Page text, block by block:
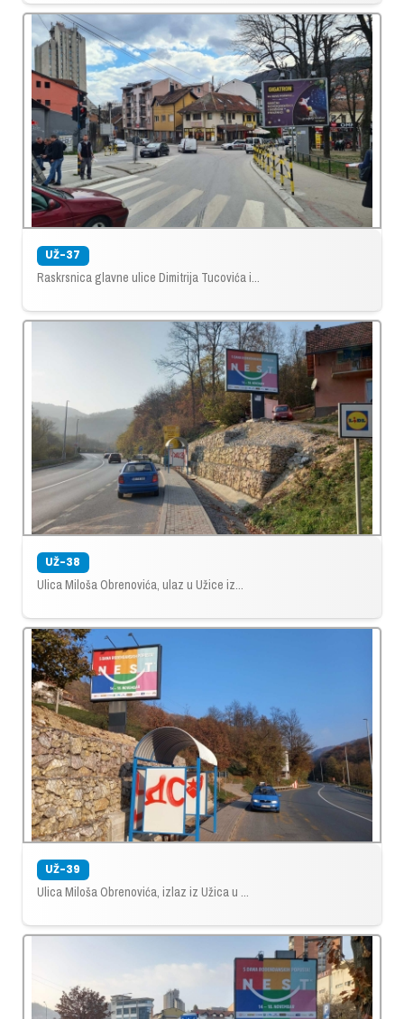
UŽ-37
Raskrsnica glavne ulice Dimitrija Tucovića i...
UŽ-38
Ulica Miloša Obrenovića, ulaz u Užice iz...
UŽ-39
Ulica Miloša Obrenovića, izlaz iz Užica u ...